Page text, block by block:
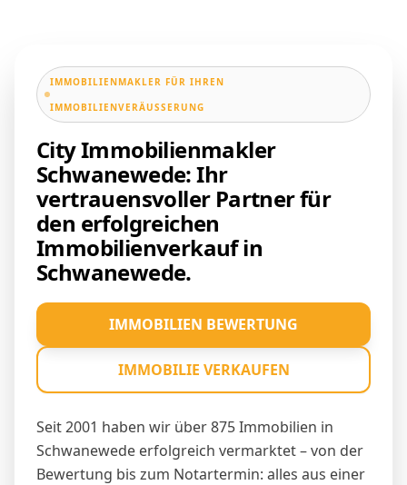
IMMOBILIENMAKLER FÜR IHREN
IMMOBILIENVERÄUSSERUNG
City Immobilienmakler
Schwanewede: Ihr
vertrauensvoller Partner für
den erfolgreichen
Immobilienverkauf in
Schwanewede.
Seit 2001 haben wir über 875 Immobilien in
Schwanewede erfolgreich vermarktet – von der
Bewertung bis zum Notartermin: alles aus einer
IMMOBILIEN BEWERTUNG
IMMOBILIE VERKAUFEN